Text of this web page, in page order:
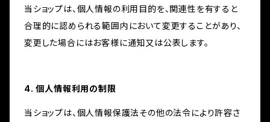
当ショップは、個人情報の利用目的を、関連性を有すると
合理的に認められる範囲内において変更することがあり、
変更した場合にはお客様に通知又は公表します。
4. 個人情報利用の制限
当ショップは、個人情報保護法その他の法令により許容さ